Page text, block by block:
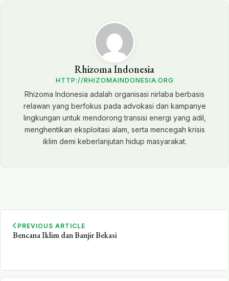
Rhizoma Indonesia
HTTP://RHIZOMAINDONESIA.ORG
Rhizoma Indonesia adalah organisasi nirlaba berbasis
relawan yang berfokus pada advokasi dan kampanye
lingkungan untuk mendorong transisi energi yang adil,
menghentikan eksploitasi alam, serta mencegah krisis
iklim demi keberlanjutan hidup masyarakat.
PREVIOUS ARTICLE
Bencana Iklim dan Banjir Bekasi